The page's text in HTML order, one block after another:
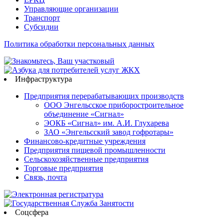
Управляющие организации
Транспорт
Субсидии
Политика обработки персональных данных
Инфраструктура
Предприятия перерабатывающих производств
ООО Энгельсское приборостроительное
объединение «Сигнал»
ЭОКБ «Сигнал» им. А.И. Глухарева
ЗАО «Энгельсский завод гофротары»
Финансово-кредитные учреждения
Предприятия пищевой промышленности
Сельскохозяйственные предприятия
Торговые предприятия
Связь, почта
Соцсфера